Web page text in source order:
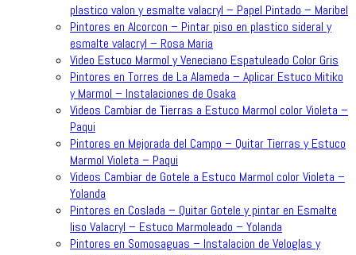
plastico valon y esmalte valacryl – Papel Pintado – Maribel
Pintores en Alcorcon – Pintar piso en plastico sideral y
esmalte valacryl – Rosa Maria
Video Estuco Marmol y Veneciano Espatuleado Color Gris
Pintores en Torres de La Alameda – Aplicar Estuco Mitiko
y Marmol – Instalaciones de Osaka
Videos Cambiar de Tierras a Estuco Marmol color Violeta –
Paqui
Pintores en Mejorada del Campo – Quitar Tierras y Estuco
Marmol Violeta – Paqui
Videos Cambiar de Gotele a Estuco Marmol color Violeta –
Yolanda
Pintores en Coslada – Quitar Gotele y pintar en Esmalte
liso Valacryl – Estuco Marmoleado – Yolanda
Pintores en Somosaguas – Instalacion de Veloglas y